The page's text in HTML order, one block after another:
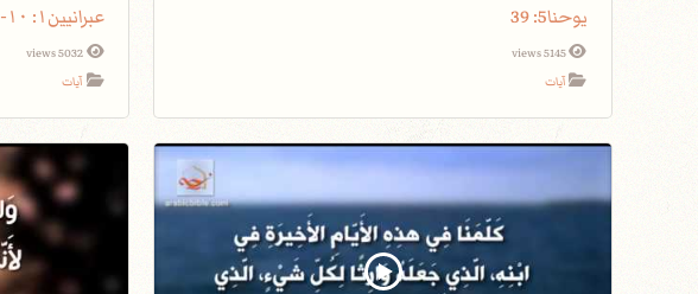
يوحنا5: 39
5145 views
آيات
عبرانيين١: ١٠-١٢
آيات